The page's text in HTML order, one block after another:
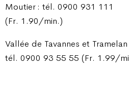
Moutier : tél. 0900 931 111
(Fr. 1.90/min.)
Vallée de Tavannes et Tramelan
tél. 0900 93 55 55 (Fr. 1.99/